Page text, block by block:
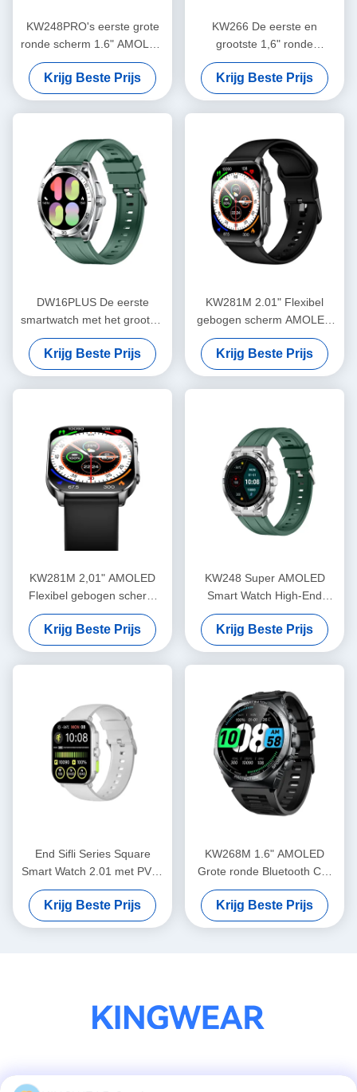
KW248PRO's eerste grote
ronde scherm 1.6" AMOLED
horloge
Krijg Beste Prijs
KW266 De eerste en
grootste 1,6" ronde
AMOLED smartwatch van de
industrie met Bluetooth-
bellen en geavanceerde
sensoren
Krijg Beste Prijs
DW16PLUS De eerste
smartwatch met het grootste
ronde 1,6" AMOLED-scherm
in de industrie
Krijg Beste Prijs
KW281M 2.01" Flexibel
gebogen scherm AMOLED
Smart Watch met Dafit APP
en Metal Bezel
Krijg Beste Prijs
KW281M 2,01" AMOLED
Flexibel gebogen scherm
Smart Watch PVD Metalen
frame
Krijg Beste Prijs
KW248 Super AMOLED
Smart Watch High-End
Multifunctionele BT Belmodel
Krijg Beste Prijs
End Sifli Series Square
Smart Watch 2.01 met PVD-
metaalframe en 300mAh
batterij
Krijg Beste Prijs
KW268M 1.6" AMOLED
Grote ronde Bluetooth Call
Smart Watch
Krijg Beste Prijs